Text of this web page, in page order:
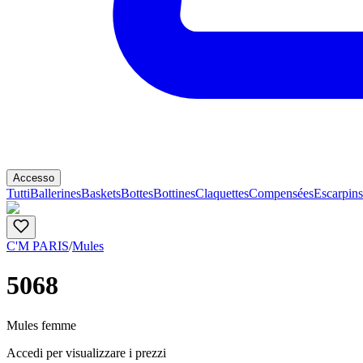
Accesso
TuttiBallerinesBasketsBottesBottinesClaquettesCompenséesEscarpins
C'M PARIS/Mules
5068
Mules femme
Accedi per visualizzare i prezzi